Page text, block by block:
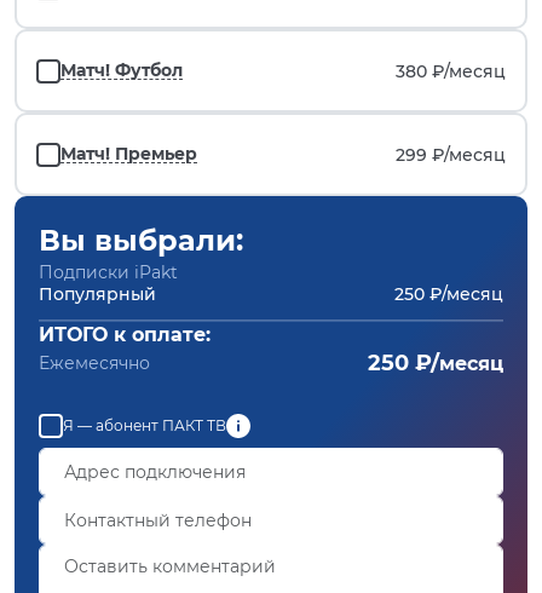
Матч! Футбол 380 ₽/месяц
Матч! Премьер 299 ₽/месяц
Вы выбрали:
Подписки iPakt
Популярный
250 ₽/месяц
ИТОГО к оплате:
Ежемесячно 250 ₽/месяц
Я — абонент ПАКТ ТВ